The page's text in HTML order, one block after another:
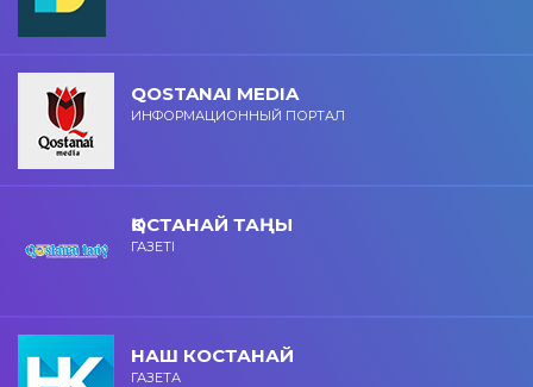
QOSTANAI MEDIA
ИНФОРМАЦИОННЫЙ ПОРТАЛ
ҚОСТАНАЙ ТАҢЫ
ГАЗЕТІ
НАШ КОСТАНАЙ
ГАЗЕТА